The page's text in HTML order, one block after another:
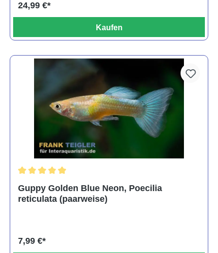
24,99 €*
Kaufen
Guppy Golden Blue Neon, Poecilia
reticulata (paarweise)
7,99 €*